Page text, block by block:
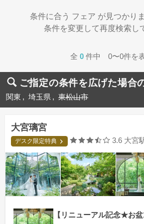
条件に合う フェア が見つかり
条件を変更して再度検索し
全 0 件中 0〜0件を
ご指定の条件を広げた場合
関東 埼玉県 東松山市
大宮璃宮
デスク限定特典 口コミ評
3.6 大宮
【リニューアル記念★お